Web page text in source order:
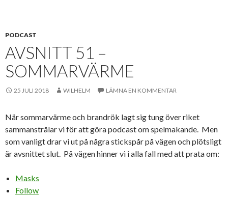
PODCAST
AVSNITT 51 –
SOMMARVÄRME
25 JULI 2018 WILHELM LÄMNA EN KOMMENTAR
När sommarvärme och brandrök lagt sig tung över riket
sammanstrålar vi för att göra podcast om spelmakande. Men
som vanligt drar vi ut på några stickspår på vägen och plötsligt
är avsnittet slut. På vägen hinner vi i alla fall med att prata om:
Masks
Follow